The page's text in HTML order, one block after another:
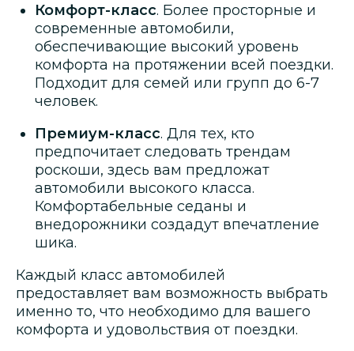
Комфорт-класс. Более просторные и
современные автомобили,
обеспечивающие высокий уровень
комфорта на протяжении всей поездки.
Подходит для семей или групп до 6-7
человек.
Премиум-класс. Для тех, кто
предпочитает следовать трендам
роскоши, здесь вам предложат
автомобили высокого класса.
Комфортабельные седаны и
внедорожники создадут впечатление
шика.
Каждый класс автомобилей
предоставляет вам возможность выбрать
именно то, что необходимо для вашего
комфорта и удовольствия от поездки.